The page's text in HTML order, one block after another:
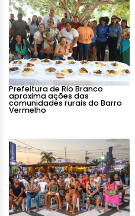
Prefeitura de Rio Branco
aproxima ações das
comunidades rurais do Barro
Vermelho